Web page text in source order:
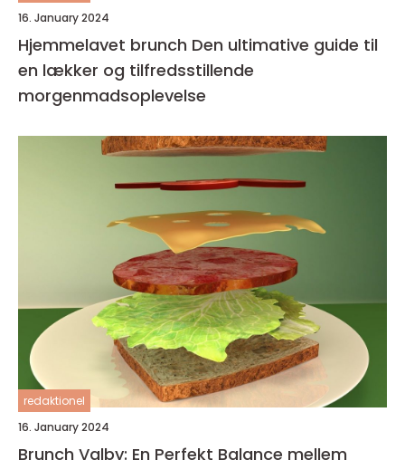
16. January 2024
Hjemmelavet brunch Den ultimative guide til
en lækker og tilfredsstillende
morgenmadsoplevelse
redaktionel
16. January 2024
Brunch Valby: En Perfekt Balance mellem